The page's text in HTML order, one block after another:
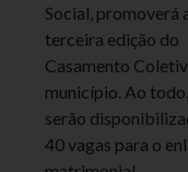
Social, promoverá
terceira edição do
Casamento
município. Ao todo,
serão
40 vagas para o